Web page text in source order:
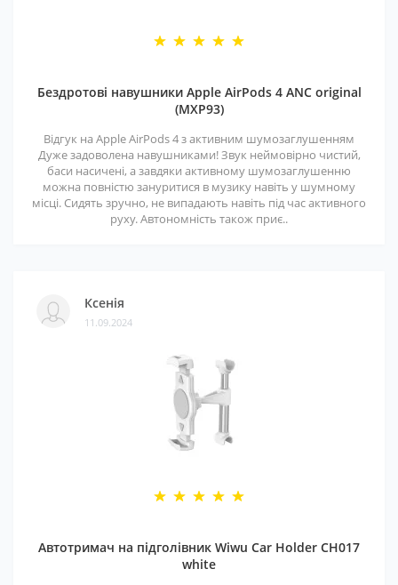
Бездротові навушники Apple AirPods 4 ANC original
(MXP93)
Відгук на Apple AirPods 4 з активним шумозаглушенням
Дуже задоволена навушниками! Звук неймовірно чистий,
баси насичені, а завдяки активному шумозаглушенню
можна повністю зануритися в музику навіть у шумному
місці. Сидять зручно, не випадають навіть під час активного
руху. Автономність також приє..
Ксенія
11.09.2024
Автотримач на підголівник Wiwu Car Holder CH017
white